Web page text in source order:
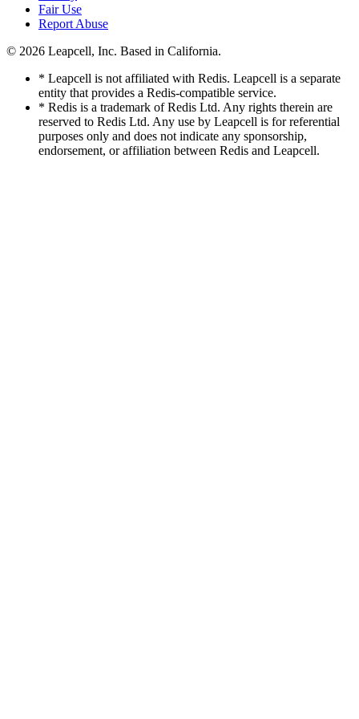
Fair Use
Report Abuse
© 2026 Leapcell, Inc. Based in California.
* Leapcell is not affiliated with Redis. Leapcell is a separate
entity that provides a Redis-compatible service.
* Redis is a trademark of Redis Ltd. Any rights therein are
reserved to Redis Ltd. Any use by Leapcell is for referential
purposes only and does not indicate any sponsorship,
endorsement, or affiliation between Redis and Leapcell.